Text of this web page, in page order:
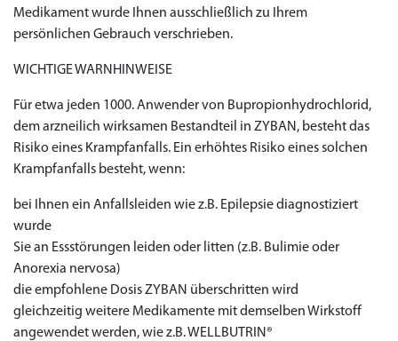
Medikament wurde Ihnen ausschließlich zu Ihrem
persönlichen Gebrauch verschrieben.
WICHTIGE WARNHINWEISE
Für etwa jeden 1000. Anwender von Bupropionhydrochlorid,
dem arzneilich wirksamen Bestandteil in ZYBAN, besteht das
Risiko eines Krampfanfalls. Ein erhöhtes Risiko eines solchen
Krampfanfalls besteht, wenn:
bei Ihnen ein Anfallsleiden wie z.B. Epilepsie diagnostiziert
wurde
Sie an Essstörungen leiden oder litten (z.B. Bulimie oder
Anorexia nervosa)
die empfohlene Dosis ZYBAN überschritten wird
gleichzeitig weitere Medikamente mit demselben Wirkstoff
angewendet werden, wie z.B. WELLBUTRIN®